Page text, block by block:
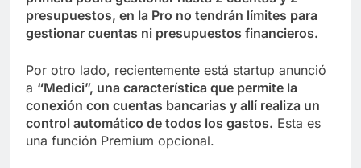
presupuestos, en la Pro no tendrán límites para
gestionar cuentas ni presupuestos financieros.
Por otro lado, recientemente está startup anunció
a “Medici”, una característica que permite la
conexión con cuentas bancarias y allí realiza un
control automático de todos los gastos. Esta es
una función Premium opcional.